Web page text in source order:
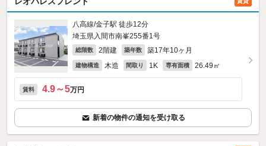
八高線/金子駅 徒歩12分
埼玉県入間市南峯255番1号
総階数 2階建 築年数 築17年10ヶ月
建物構造 木造 間取り 1K 専有面積 26.49㎡
賃料 4.9～5万円
新着の物件の通知を受け取る